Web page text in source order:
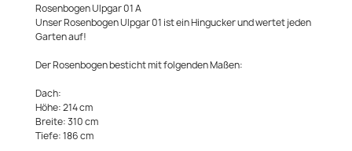
Rosenbogen Ulpgar 01 A
Unser Rosenbogen Ulpgar 01 ist ein Hingucker und wertet jeden
Garten auf!
Der Rosenbogen besticht mit folgenden Maßen:
Dach:
Höhe: 214 cm
Breite: 310 cm
Tiefe: 186 cm